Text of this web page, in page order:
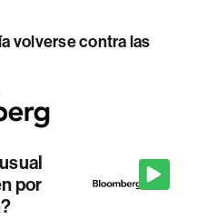
volverse contra las
por